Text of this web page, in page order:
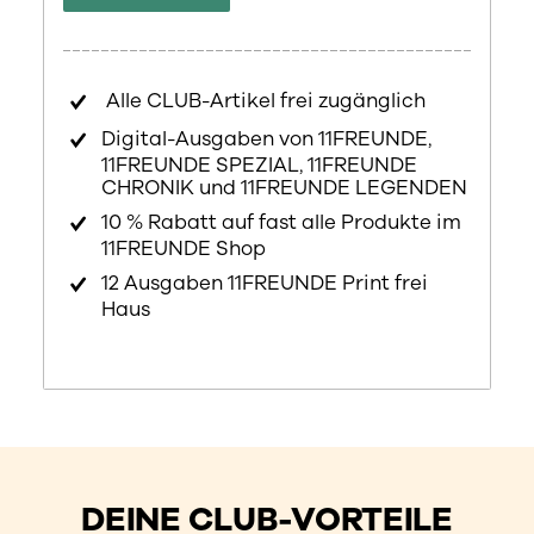
Alle CLUB-Artikel frei zugänglich
Digital-Ausgaben von 11FREUNDE,
11FREUNDE SPEZIAL, 11FREUNDE
CHRONIK und 11FREUNDE LEGENDEN
10 % Rabatt auf fast alle Produkte im
11FREUNDE Shop
12 Ausgaben 11FREUNDE Print frei
Haus
DEINE CLUB-VORTEILE